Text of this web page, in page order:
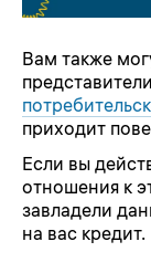
Вам также
приходит
Если вы
отношения к
завладели
на вас кредит.